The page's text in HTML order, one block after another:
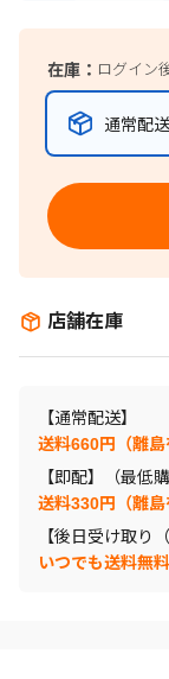
在庫： ログイン
通常配
店舗在庫
【通常配送】
送料660円（離
【即配】（最低
送料330円（離
【後日受け取り
いつでも送料無料